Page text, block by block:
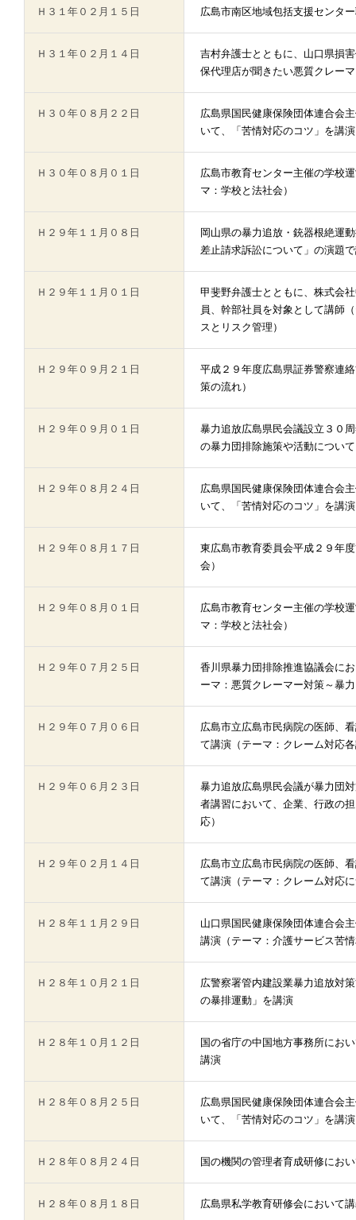
Ｈ３１年０２月１５日 広島市南区地域包括支援センタ
Ｈ３１年０２月１４日
吉村弁護士とともに、山口県損
保代理店が聞きたい悪質クレー
Ｈ３０年０８月２２日
広島県国民健康保険団体連合会
いて、「苦情対応のコツ」を講演
Ｈ３０年０８月０１日
広島市教育センター主催の学校
マ：学校と法社会）
Ｈ２９年１１月０８日
岡山県の暴力追放・銃器根絶運
差止請求訴訟について」の演題
Ｈ２９年１１月０１日
甲斐野弁護士とともに、株式会
員、幹部社員を対象として講師
スとリスク管理）
Ｈ２９年０９月２１日
平成２９年度広島県証券警察連
策の流れ）
Ｈ２９年０９月０１日
暴力追放広島県民会議設立３０
の暴力団排除施策や活動につい
Ｈ２９年０８月２４日
広島県国民健康保険団体連合会
いて、「苦情対応のコツ」を講演
Ｈ２９年０８月１７日
東広島市教育委員会平成２９年
会）
Ｈ２９年０８月０１日
広島市教育センター主催の学校
マ：学校と法社会）
Ｈ２９年０７月２５日
香川県暴力団排除推進協議会に
ーマ：悪質クレーマー対策～暴
Ｈ２９年０７月０６日
広島市立広島市民病院の医師、
て講演（テーマ：クレーム対応
Ｈ２９年０６月２３日
暴力追放広島県民会議が暴力団
者講習において、企業、行政の
応）
Ｈ２９年０２月１４日
広島市立広島市民病院の医師、
て講演（テーマ：クレーム対応
Ｈ２８年１１月２９日
山口県国民健康保険団体連合会
講演（テーマ：介護サービス苦
Ｈ２８年１０月２１日
広警察署管内建設業暴力追放対
の暴排運動」を講演
Ｈ２８年１０月１２日
国の省庁の中国地方事務所にお
講演
Ｈ２８年０８月２５日
広島県国民健康保険団体連合会
いて、「苦情対応のコツ」を講演
Ｈ２８年０８月２４日 国の機関の管理者育成研修にお
Ｈ２８年０８月１８日 広島県私学教育研修会において